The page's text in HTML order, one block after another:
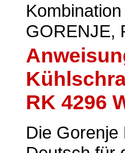
GORENJE,
RK 4296
Die Gorenje